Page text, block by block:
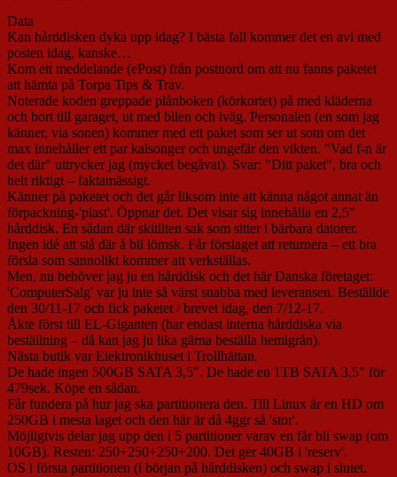
Data
Kan hårddisken dyka upp idag? I bästa fall kommer det en avi med
posten idag, kanske…
Kom ett meddelande (ePost) från postnord om att nu fanns paketet
att hämta på Torpa Tips & Trav.
Noterade koden greppade plånboken (körkortet) på med kläderna
och bort till garaget, ut med bilen och iväg. Personalen (en som jag
känner, via sonen) kommer med ett paket som ser ut som om det
max innehåller ett par kalsonger och ungefär den vikten. "Vad f-n är
det där" uttrycker jag (mycket begåvat). Svar: "Ditt paket", bra och
helt riktigt – faktamässigt.
Känner på paketet och det går liksom inte att känna något annat än
förpackning-'plast'. Öppnar det. Det visar sig innehålla en 2,5"
hårddisk. En sådan där skitliten sak som sitter i bärbara datorer.
Ingen idé att stå där å bli lömsk. Får förslaget att returnera – ett bra
försla som sannolikt kommer att verkställas.
Men, nu behöver jag ju en hårddisk och det här Danska företaget:
'ComputerSalg' var ju inte så värst snabba med leveransen. Beställde
den 30/11-17 och fick paketet / brevet idag, den 7/12-17.
Åkte först till EL-Giganten (har endast interna hårddiska via
beställning – då kan jag ju lika gärna beställa hemigrån).
Nästa butik var Elektronikhuset i Trollhättan.
De hade ingen 500GB SATA 3,5". De hade en 1TB SATA 3,5" för
479sek. Köpe en sådan.
Får fundera på hur jag ska partitionera den. Till Linux är en HD om
250GB i mesta laget och den här är då 4ggr så 'stor'.
Möjligtvis delar jag upp den i 5 partitioner varav en får bli swap (om
10GB). Resten: 250+250+250+200. Det ger 40GB i 'reserv'.
OS i första partitionen (i början på hårddisken) och swap i slutet.